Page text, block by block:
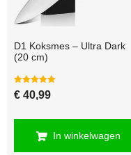
D1 Koksmes – Ultra Dark
(20 cm)
Gewaardeerd
5.00
€ 40,99
In winkelwagen